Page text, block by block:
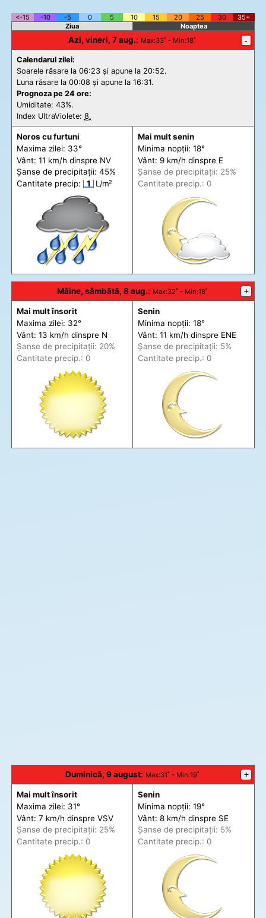
<-15 -10 -5 0 5 10 15 20 25 30
35+
Ziua
Noaptea
Azi, vineri, 7 aug.: Max:33˚ - Min:18˚ -
Calendarul zilei:
Soarele răsare la 06:23 și apune la 20:52.
Luna răsare la 00:08 și apune la 16:31.
Prognoza pe 24 ore:
Umiditate: 43%.
Index UltraViolete: 8.
Noros cu furtuni
Maxima zilei: 33°
Vânt: 11 km/h dinspre NV
Șanse de precipitații: 45%
Cantitate precip:
1 L/m²
Mai mult senin
Minima nopții: 18°
Vânt: 9 km/h dinspre E
Șanse de precipitații: 25%
Cantitate precip.: 0
Mâine, sâmbătă, 8 aug.: Max:32˚ - Min:18˚ +
Mai mult însorit
Maxima zilei: 32°
Vânt: 13 km/h dinspre N
Șanse de precipitații: 20%
Cantitate precip.: 0
Senin
Minima nopții: 18°
Vânt: 11 km/h dinspre ENE
Șanse de precipitații: 5%
Cantitate precip.: 0
Duminică, 9 august: Max:31˚ - Min:19˚ +
Mai mult însorit
Maxima zilei: 31°
Vânt: 7 km/h dinspre VSV
Șanse de precipitații: 25%
Cantitate precip.: 0
Senin
Minima nopții: 19°
Vânt: 8 km/h dinspre SE
Șanse de precipitații: 5%
Cantitate precip.: 0